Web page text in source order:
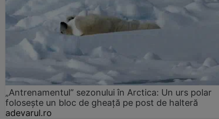
„Antrenamentul” sezonului în Arctica: Un urs polar
folosește un bloc de gheață pe post de halteră
adevarul.ro